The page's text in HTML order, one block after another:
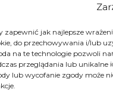
zapewnić jak najlepsze
do przechowywania i/lub
na te technologie pozwoli
przeglądania lub unikalne
lub wycofanie zgody może